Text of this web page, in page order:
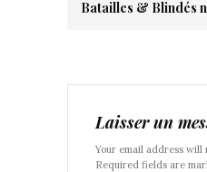
Batailles & Blindés
Laisser un
Your email address will
Required fields are